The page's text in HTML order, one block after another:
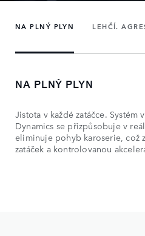
NA PLNÝ PLYN LEHČÍ.
NA PLNÝ PLYN
Jistota v každé zatáčce.
Dynamics se přizpůsobuje v
eliminuje pohyb karoserie, což
zatáček a kontrolovanou